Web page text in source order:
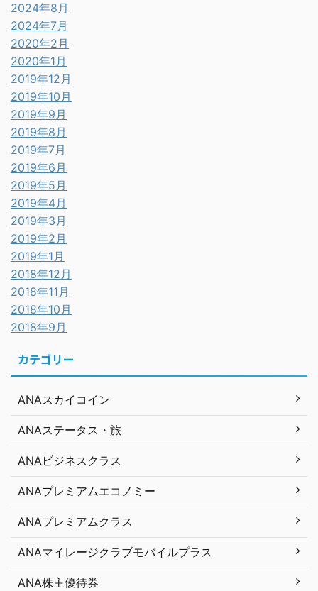
2024年8月
2024年7月
2020年2月
2020年1月
2019年12月
2019年10月
2019年9月
2019年8月
2019年7月
2019年6月
2019年5月
2019年4月
2019年3月
2019年2月
2019年1月
2018年12月
2018年11月
2018年10月
2018年9月
カテゴリー
ANAスカイコイン
ANAステータス・旅
ANAビジネスクラス
ANAプレミアムエコノミー
ANAプレミアムクラス
ANAマイレージクラブモバイルプラス
ANA株主優待券